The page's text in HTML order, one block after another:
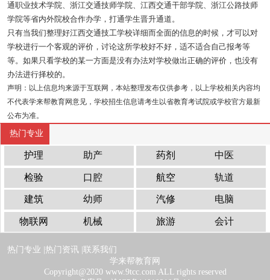
通职业技术学院、浙江交通技师学院、江西交通干部学院、浙江公路技师
学院等省内外院校合作办学，打通学生晋升通道。
只有当我们整理好江西交通技工学校详细而全面的信息的时候，才可以对
学校进行一个客观的评价，讨论这所学校好不好，适不适合自己报考等
等。如果只看学校的某一方面是没有办法对学校做出正确的评价，也没有
办法进行择校的。
声明：以上信息均来源于互联网，本站整理发布仅供参考，以上学校相关内容均
不代表学来帮教育网意见，学校招生信息请考生以省教育考试院或学校官方最新
公布为准。
热门专业
护理 助产 药剂 中医
检验 口腔 航空 轨道
建筑 幼师 汽修 电脑
物联网 机械 旅游 会计
热门专业 |热门资讯 |联系我们
学来帮教育网
Copyright@2020 www.9tcc.com ALL rights reserved